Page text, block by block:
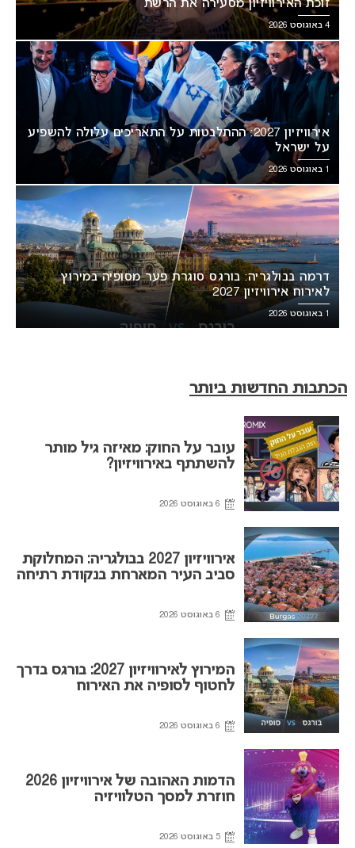
זוכת האירוויזיון מסעירה את הרשת
4 באוגוסט 2026
אירוויזיון 2027: ההתלבטות על התאריכים עלולה להשפיע
על ישראל
1 באוגוסט 2026
דרמה בבולגריה: בורגס סוגרת פער מסופיה במירוץ
לאירוח אירוויזיון 2027
1 באוגוסט 2026
הכתבות החדשות ביותר
עובר על החוק: מאיזה גיל מותר
להשתתף באירוויזיון?
6 באוגוסט 2026
אירוויזיון 2027 בבולגריה: המחלוקת
סביב העיר המארחת בנקודת רתיחה
6 באוגוסט 2026
המירוץ לאירוויזיון 2027: בורגס בדרך
לחטוף לסופיה את האירוח
6 באוגוסט 2026
הדמות האהובה של אירוויזיון 2026
חוזרת למסך הטלוויזיה
5 באוגוסט 2026